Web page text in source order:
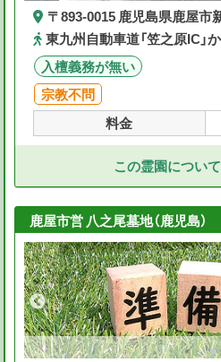
〒893-0015 鹿児島県鹿屋市
東九州自動車道「笠之原IC」
入檀義務が無い
宗教不問
料金
この霊園につい
鹿屋市営 八之尾墓地（鹿児島）